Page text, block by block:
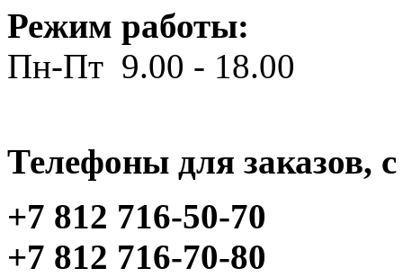
Режим работы:
Пн-Пт 9.00 - 18.00
Телефоны для заказов,
+7 812 716-50-70
+7 812 716-70-80